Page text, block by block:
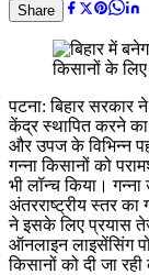
Share
पटना: बिहार सरकार
केंद्र स्थापित करने
और उपज के विभिन्न
गन्ना किसानों को
भी लॉन्च किया।
अंतरराष्ट्रीय स्तर
ने इसके लिए प्रयास
ऑनलाइन लाइसेंसिंग
किसानों को दी जा